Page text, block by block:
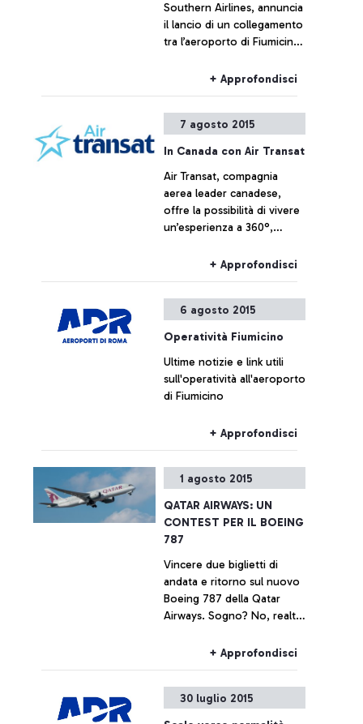
Southern Airlines, annuncia
il lancio di un collegamento
tra l’aeroporto di Fiumicino
+ Approfondisci
7 agosto 2015
In Canada con Air Transat
Air Transat, compagnia
aerea leader canadese,
offre la possibilità di vivere
un’esperienza a 360°,
stagione estiva con i suoi
comodi voli no-stop per
Montréal e Toronto.
+ Approfondisci
6 agosto 2015
Operatività Fiumicino
Ultime notizie e link utili
sull'operatività all'aeroporto
di Fiumicino
+ Approfondisci
1 agosto 2015
QATAR AIRWAYS: UN
CONTEST PER IL BOEING
787
Vincere due biglietti di
andata e ritorno sul nuovo
Boeing 787 della Qatar
Airways. Sogno? No, realtà.
Boeing 787 Dreamliner sulla
tratta Roma-Doha la
compagnia araba lancia il
contest che premia il
giocatore più abile e
+ Approfondisci
30 luglio 2015